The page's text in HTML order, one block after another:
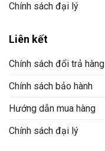
Chính sách đại lý
Liên kết
Chính sách đổi trả hàng
Chính sách bảo hành
Hướng dẫn mua hàng
Chính sách đại lý